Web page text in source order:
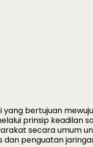
yang bertujuan
prinsip keadilan
secara umum
penguatan